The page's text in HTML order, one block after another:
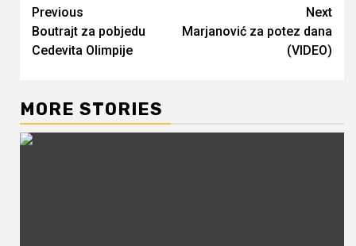
Continue
Reading
Previous
Boutrajt za pobjedu
Cedevita Olimpije
Next
Marjanović za potez dana
(VIDEO)
MORE STORIES